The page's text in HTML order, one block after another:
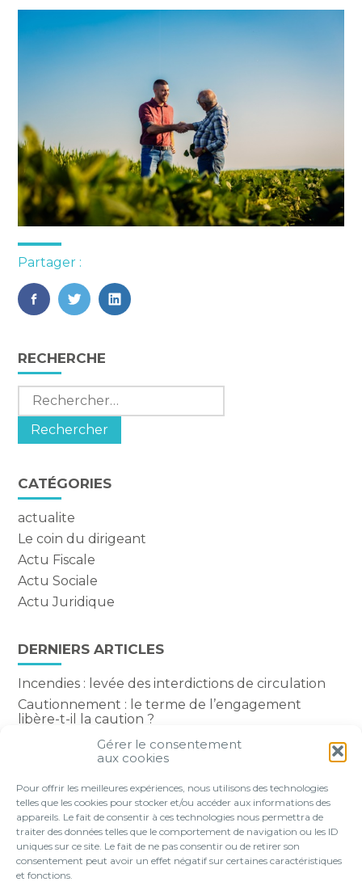
Gérer le consentement
aux cookies
Pour offrir les meilleures expériences, nous utilisons des technologies
telles que les cookies pour stocker et/ou accéder aux informations des
appareils. Le fait de consentir à ces technologies nous permettra de
traiter des données telles que le comportement de navigation ou les ID
uniques sur ce site. Le fait de ne pas consentir ou de retirer son
consentement peut avoir un effet négatif sur certaines caractéristiques
et fonctions.
Partager :
FaceBook
TwitterLinkedIn
Blog
sidebar
RECHERCHE
Rechercher :
CATÉGORIES
actualite
Le coin du dirigeant
Actu Fiscale
Actu Sociale
Actu Juridique
DERNIERS ARTICLES
Incendies : levée des interdictions de circulation
Cautionnement : le terme de l’engagement
libère-t-il la caution ?
Transport fluvial de marchandises : une aide
financière bienvenue
comptent-elles ?
Footer